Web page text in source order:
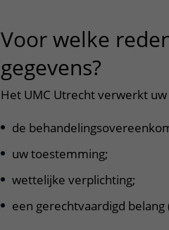
Voor welke
gegevens?
Het UMC Utrecht verwerkt
de
uw toestemming;
wettelijke verplichting;
een gerechtvaardigd